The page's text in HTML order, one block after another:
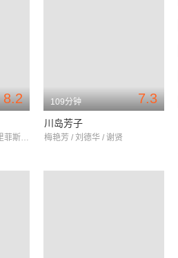
8.2
艾米丽·沃森 / 瑞切尔·格里菲斯 / 詹姆斯·弗莱恩
7.3
109分钟
川岛芳子
梅艳芳 / 刘德华 / 谢贤